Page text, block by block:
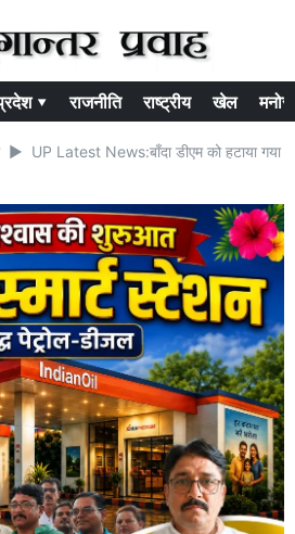
▾ राजनीति राष्ट्रीय खेल
UP Latest News:बाँदा डीएम को हटाया गया